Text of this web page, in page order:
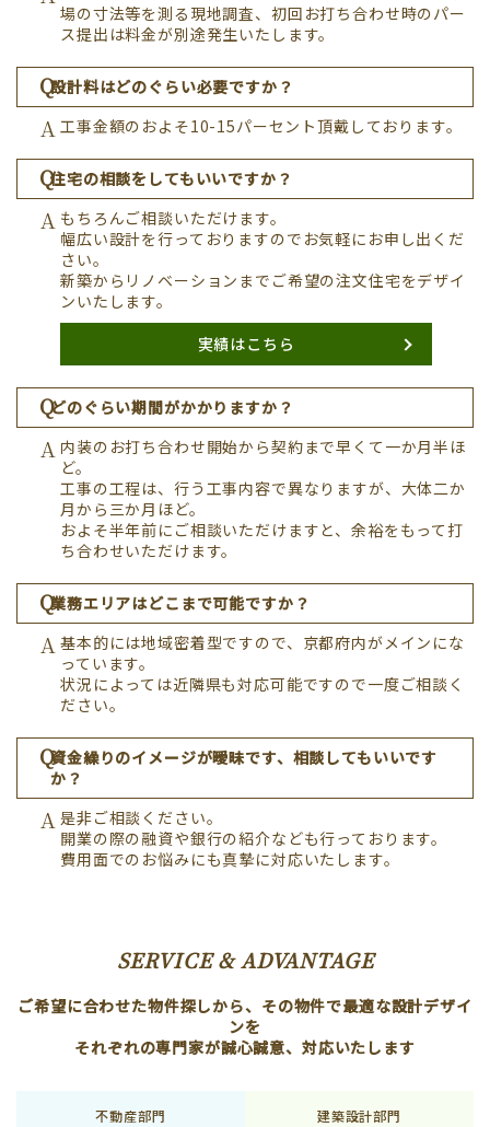
場の寸法等を測る現地調査、初回お打ち合わせ時のパー
ス提出は料金が別途発生いたします。
設計料はどのぐらい必要ですか？
工事金額のおよそ10-15パーセント頂戴しております。
住宅の相談をしてもいいですか？
もちろんご相談いただけます。
幅広い設計を行っておりますのでお気軽にお申し出くだ
さい。
新築からリノベーションまでご希望の注文住宅をデザイ
ンいたします。
実績はこちら
どのぐらい期間がかかりますか？
内装のお打ち合わせ開始から契約まで早くて一か月半ほ
ど。
工事の工程は、行う工事内容で異なりますが、大体二か
月から三か月ほど。
およそ半年前にご相談いただけますと、余裕をもって打
ち合わせいただけます。
業務エリアはどこまで可能ですか？
基本的には地域密着型ですので、京都府内がメインにな
っています。
状況によっては近隣県も対応可能ですので一度ご相談く
ださい。
資金繰りのイメージが曖昧です、相談してもいいです
か？
是非ご相談ください。
開業の際の融資や銀行の紹介なども行っております。
費用面でのお悩みにも真摯に対応いたします。
SERVICE & ADVANTAGE
ご希望に合わせた物件探しから、その物件で最適な設計デザイ
ンを
それぞれの専門家が誠心誠意、対応いたします
不動産部門 建築設計部門